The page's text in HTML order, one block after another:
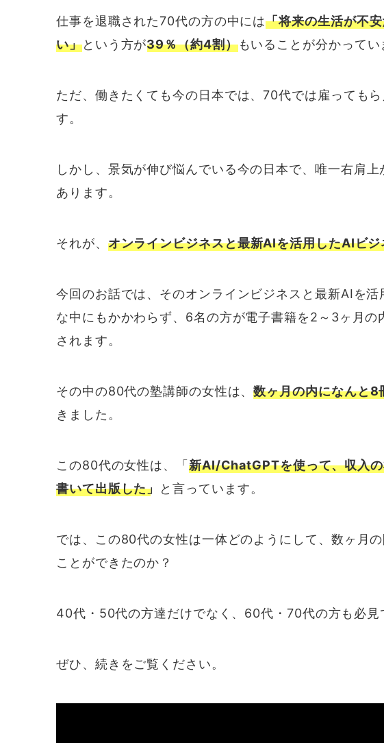
仕事を退職された70代の方の中には「将来の生活が不
い」という方が39％（約4割）もいることが分かってい
ただ、働きたくても今の日本では、70代では雇っても
す。
しかし、景気が伸び悩んでいる今の日本で、唯一右肩
あります。
それが、 オンラインビジネスと最新AIを活用したAIビジ
今回のお話では、そのオンラインビジネスと最新AIを
な中にもかかわらず、6名の方が電子書籍を2～3ヶ月の
されます。
その中の80代の塾講師の女性は、数ヶ月の内になんと8
きました。
この80代の女性は、「 新AI/ChatGPTを使って、収入
書いて出版した」
と言っています。
では、この80代の女性は一体どのようにして、数ヶ月
ことができたのか？
40代・50代の方達だけでなく、60代・70代の方も必見
ぜひ、続きをご覧ください。